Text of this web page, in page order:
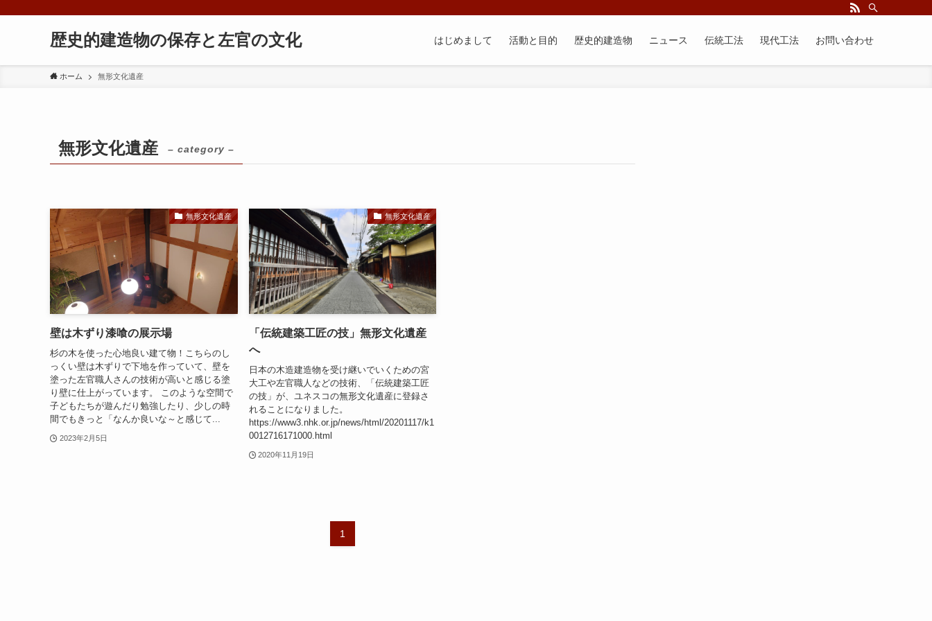
歴史的建造物の保存と左官の文化 はじめまして 活動と目的 歴史的建造物 ニュース 伝統工法 現代工法 お問い合わせ
ホーム 無形文化遺産
無形文化遺産 – category –
無形文化遺産
壁は木ずり漆喰の展示場
杉の木を使った心地良い建て物！こちらのし
っくい壁は木ずりで下地を作っていて、壁を
塗った左官職人さんの技術が高いと感じる塗
り壁に仕上がっています。 このような空間で
子どもたちが遊んだり勉強したり、少しの時
間でもきっと「なんか良いな～と感じて...
2023年2月5日
無形文化遺産
「伝統建築工匠の技」無形文化遺産
へ
日本の木造建造物を受け継いでいくための宮
大工や左官職人などの技術、「伝統建築工匠
の技」が、ユネスコの無形文化遺産に登録さ
れることになりました。
https://www3.nhk.or.jp/news/html/20201117/k1
0012716171000.html
2020年11月19日
1